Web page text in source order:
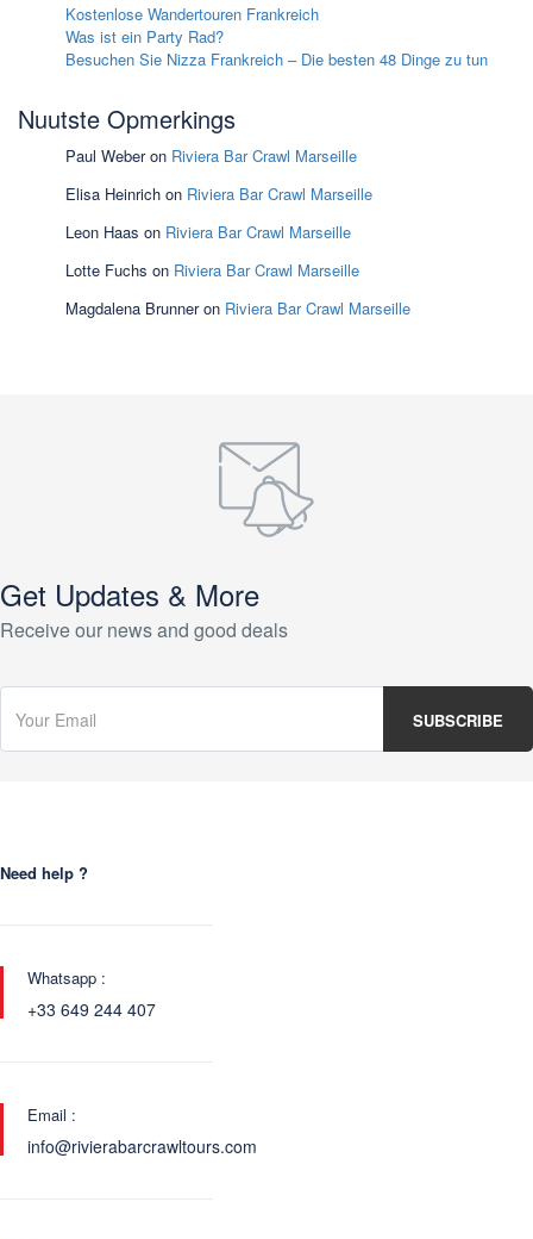
Kostenlose Wandertouren Frankreich
Was ist ein Party Rad?
Besuchen Sie Nizza Frankreich – Die besten 48 Dinge zu tun
Nuutste Opmerkings
Paul Weberon Riviera Bar Crawl Marseille
Elisa Heinrich on Riviera Bar Crawl Marseille
Leon Haas on Riviera Bar Crawl Marseille
Lotte Fuchs on Riviera Bar Crawl Marseille
Magdalena Brunneron Riviera Bar Crawl Marseille
Get Updates & More
Receive our news and good deals
Need help ?
Whatsapp :
+33 649 244 407
Email :
info@rivierabarcrawltours.com